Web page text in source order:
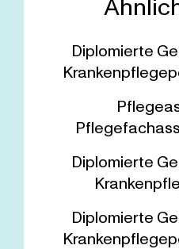
Diplomierte
Diplomierte
Diplomierte